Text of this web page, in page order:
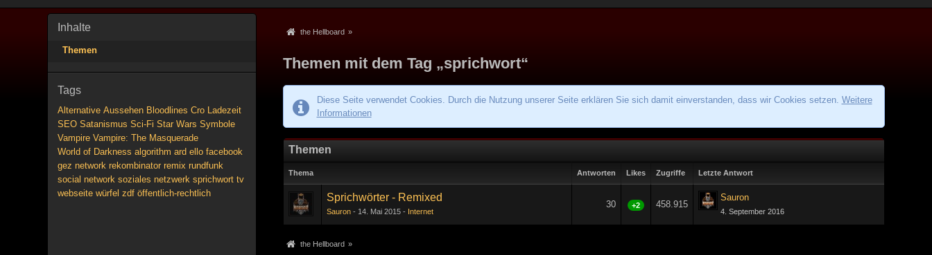
Inhalte
Themen
Tags
Alternative Aussehen Bloodlines Cro Ladezeit
SEO Satanismus Sci-Fi Star Wars Symbole
Vampire Vampire: The Masquerade
World of Darkness algorithm ard ello facebook
gez network rekombinator remix rundfunk
social network soziales netzwerk sprichwort tv
webseite würfel zdf öffentlich-rechtlich
the Hellboard »
Themen mit dem Tag „sprichwort“
Diese Seite verwendet Cookies. Durch die Nutzung unserer Seite erklären Sie sich damit einverstanden, dass wir Cookies setzen. Weitere
Informationen
Themen
Thema Antworten Likes Zugriffe Letzte Antwort
Sprichwörter - Remixed
Sauron 14. Mai 2015 Internet
30 +2 458.915
Sauron
4. September 2016
the Hellboard »